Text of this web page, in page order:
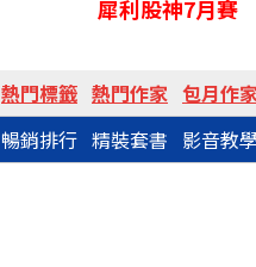
犀利股神7月賽
熱門標籤 熱門作家 包月作
暢銷排行 精裝套書 影音教